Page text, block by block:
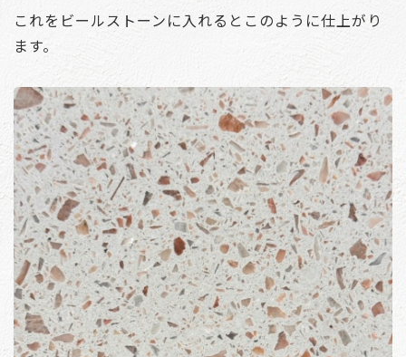
これをビールストーンに入れるとこのように仕上がり
ます。